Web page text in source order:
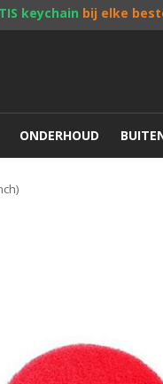
keychain bij elke
ONDERHOUD